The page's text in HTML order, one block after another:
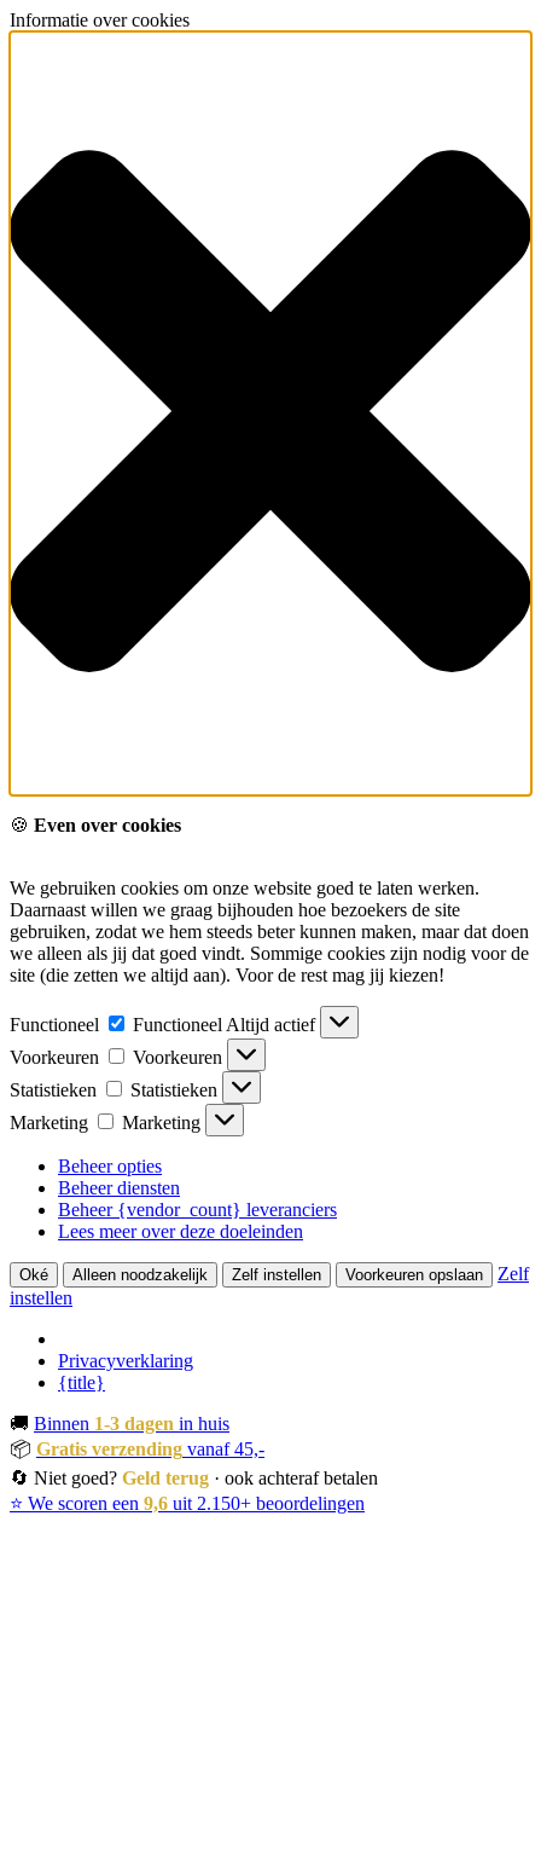
Informatie over cookies
🍪 Even over cookies
We gebruiken cookies om onze website goed te laten werken.
Daarnaast willen we graag bijhouden hoe bezoekers de site
gebruiken, zodat we hem steeds beter kunnen maken, maar dat doen
we alleen als jij dat goed vindt. Sommige cookies zijn nodig voor de
site (die zetten we altijd aan). Voor de rest mag jij kiezen!
Functioneel Functioneel Altijd actief
Voorkeuren
Voorkeuren
Statistieken
Statistieken
Marketing
Marketing
Beheer opties
Beheer diensten
Beheer {vendor_count} leveranciers
Lees meer over deze doeleinden
Oké Alleen noodzakelijk Zelf instellen Voorkeuren opslaan
Zelf
instellen
Privacyverklaring
{title}
🚚 Binnen 1-3 dagen in huis
📦 Gratis verzending vanaf 45,-
🔄 Niet goed? Geld terug · ook achteraf betalen
⭐ We scoren een 9,6 uit 2.150+ beoordelingen